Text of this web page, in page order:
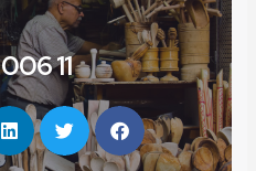
11 juin 2006